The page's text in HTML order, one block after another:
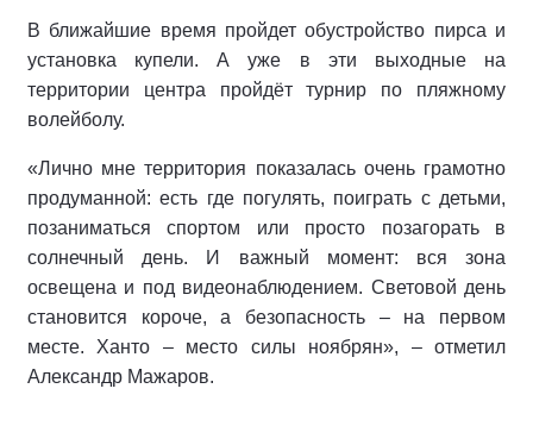
В ближайшие время пройдет обустройство пирса и
установка купели. А уже в эти выходные на
территории центра пройдёт турнир по пляжному
волейболу.
«Лично мне территория показалась очень грамотно
продуманной: есть где погулять, поиграть с детьми,
позаниматься спортом или просто позагорать в
солнечный день. И важный момент: вся зона
освещена и под видеонаблюдением. Световой день
становится короче, а безопасность – на первом
месте. Ханто – место силы ноябрян», – отметил
Александр Мажаров.